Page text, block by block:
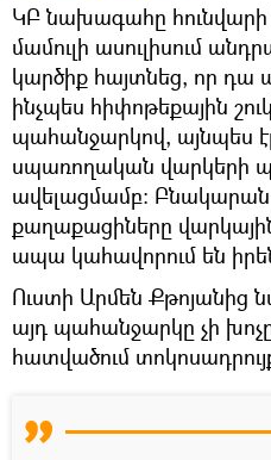
ԿԲ նախագահը հունվարի
մամուլի ասուլիսում
կարծիք հայտնեց, որ դա
ինչպես հիփոթեքային
պահանջարկով, այնպես
սպառողական վարկերի
ավելացմամբ։
քաղաքացիները
ապա կահավորում են
Ուստի Արմեն Քթոյանից
այդ պահանջարկը չի
հատվածում